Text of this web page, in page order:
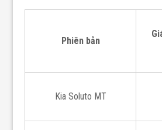
Phiên bản
Kia Soluto MT